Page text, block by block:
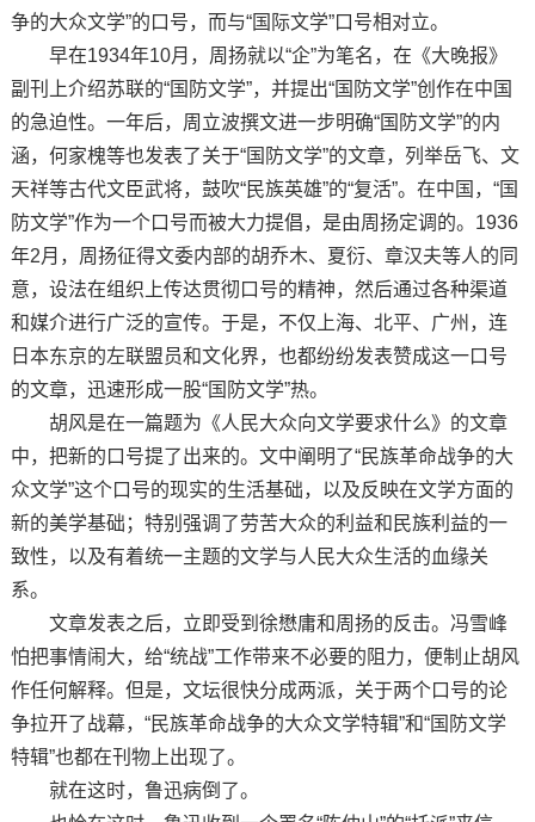
争的大众文学”的口号，而与“国际文学”口号相对立。
早在1934年10月，周扬就以“企”为笔名，在《大晚报》
副刊上介绍苏联的“国防文学”，并提出“国防文学”创作在中国
的急迫性。一年后，周立波撰文进一步明确“国防文学”的内
涵，何家槐等也发表了关于“国防文学”的文章，列举岳飞、文
天祥等古代文臣武将，鼓吹“民族英雄”的“复活”。在中国，“国
防文学”作为一个口号而被大力提倡，是由周扬定调的。1936
年2月，周扬征得文委内部的胡乔木、夏衍、章汉夫等人的同
意，设法在组织上传达贯彻口号的精神，然后通过各种渠道
和媒介进行广泛的宣传。于是，不仅上海、北平、广州，连
日本东京的左联盟员和文化界，也都纷纷发表赞成这一口号
的文章，迅速形成一股“国防文学”热。
胡风是在一篇题为《人民大众向文学要求什么》的文章
中，把新的口号提了出来的。文中阐明了“民族革命战争的大
众文学”这个口号的现实的生活基础，以及反映在文学方面的
新的美学基础；特别强调了劳苦大众的利益和民族利益的一
致性，以及有着统一主题的文学与人民大众生活的血缘关
系。
文章发表之后，立即受到徐懋庸和周扬的反击。冯雪峰
怕把事情闹大，给“统战”工作带来不必要的阻力，便制止胡风
作任何解释。但是，文坛很快分成两派，关于两个口号的论
争拉开了战幕，“民族革命战争的大众文学特辑”和“国防文学
特辑”也都在刊物上出现了。
就在这时，鲁迅病倒了。